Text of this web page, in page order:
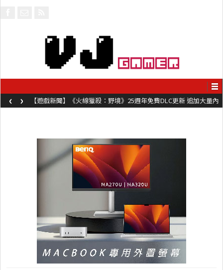
【遊戲新聞】《火線獵殺：野境》25週年免費DLC更新 追加大量內
容同時系舊作限時超平價折扣
‹ ›